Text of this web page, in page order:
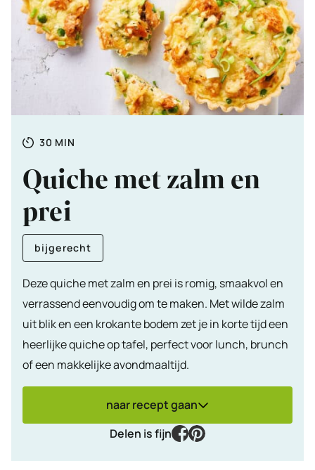
Totale
30 MINUTEN
MIN
Quiche met zalm en
prei
bijgerecht
Deze quiche met zalm en prei is romig, smaakvol en
verrassend eenvoudig om te maken. Met wilde zalm
uit blik en een krokante bodem zet je in korte tijd een
heerlijke quiche op tafel, perfect voor lunch, brunch
of een makkelijke avondmaaltijd.
naar recept gaan
Delen is fijn
facebook
pinterest